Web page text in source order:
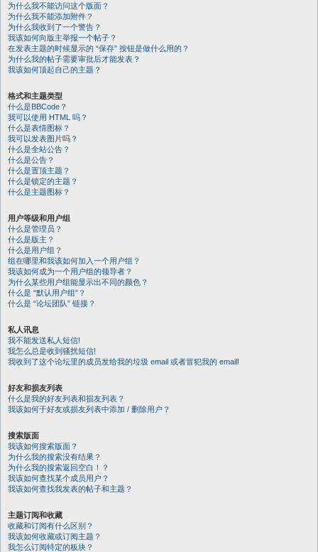
为什么我不能访问这个版面？
为什么我不能添加附件？
为什么我收到了一个警告？
我该如何向版主举报一个帖子？
在发表主题的时候显示的 “保存” 按钮是做什么用的？
为什么我的帖子需要审批后才能发表？
我该如何顶起自己的主题？
格式和主题类型
什么是BBCode？
我可以使用 HTML 吗？
什么是表情图标？
我可以发表图片吗？
什么是全站公告？
什么是公告？
什么是置顶主题？
什么是锁定的主题？
什么是主题图标？
用户等级和用户组
什么是管理员？
什么是版主？
什么是用户组？
组在哪里和我该如何加入一个用户组？
我该如何成为一个用户组的领导者？
为什么某些用户组能显示出不同的颜色？
什么是 “默认用户组”？
什么是 “论坛团队” 链接？
私人讯息
我不能发送私人短信!
我怎么总是收到骚扰短信!
我收到了这个论坛里的成员发给我的垃圾 email 或者冒犯我的 email!
好友和损友列表
什么是我的好友列表和损友列表？
我该如何于好友或损友列表中添加 / 删除用户？
搜索版面
我该如何搜索版面？
为什么我的搜索没有结果？
为什么我的搜索返回空白！？
我该如何查找某个成员用户？
我该如何查找我发表的帖子和主题？
主题订阅和收藏
收藏和订阅有什么区别？
我该如何收藏或订阅主题？
我怎么订阅特定的板块？